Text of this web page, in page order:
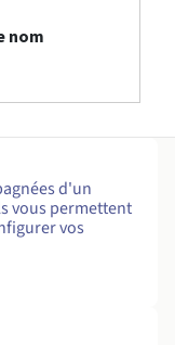
nom
d'un
vous permettent
vos